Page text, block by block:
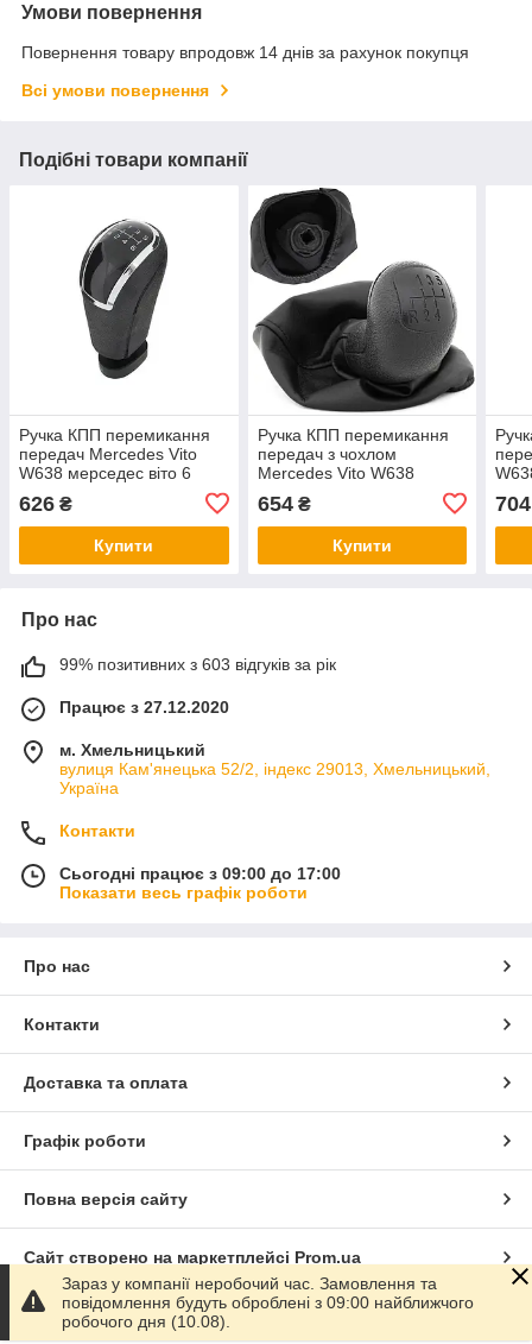
Умови повернення
Повернення товару впродовж 14 днів за рахунок покупця
Всі умови повернення
Подібні товари компанії
Ручка КПП перемикання
передач Mercedes Vito
W638 мерседес віто 6
626 ₴
Купити
Ручка КПП перемикання
передач з чохлом
Mercedes Vito W638
654₴
Купити
704
Про нас
99% позитивних з 603 відгуків за рік
Працює з 27.12.2020
м. Хмельницький
вулиця Кам'янецька 52/2, індекс 29013, Хмельницький,
Україна
Контакти
Сьогодні працює з 09:00 до 17:00
Показати весь графік роботи
Про нас
Контакти
Доставка та оплата
Графік роботи
Повна версія сайту
Сайт створено на маркетплейсі Prom.ua
Політика конфіденційності
Зараз у компанії неробочий час. Замовлення та
повідомлення будуть оброблені з 09:00 найближчого
робочого дня (10.08).